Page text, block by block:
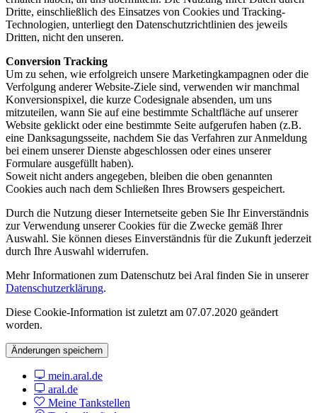
Dritte, einschließlich des Einsatzes von Cookies und Tracking-
Technologien, unterliegt den Datenschutzrichtlinien des jeweils
Dritten, nicht den unseren.
Conversion Tracking
Um zu sehen, wie erfolgreich unsere Marketingkampagnen oder die
Verfolgung anderer Website-Ziele sind, verwenden wir manchmal
Konversionspixel, die kurze Codesignale absenden, um uns
mitzuteilen, wann Sie auf eine bestimmte Schaltfläche auf unserer
Website geklickt oder eine bestimmte Seite aufgerufen haben (z.B.
eine Danksagungsseite, nachdem Sie das Verfahren zur Anmeldung
bei einem unserer Dienste abgeschlossen oder eines unserer
Formulare ausgefüllt haben).
Soweit nicht anders angegeben, bleiben die oben genannten
Cookies auch nach dem Schließen Ihres Browsers gespeichert.
Durch die Nutzung dieser Internetseite geben Sie Ihr Einverständnis
zur Verwendung unserer Cookies für die Zwecke gemäß Ihrer
Auswahl. Sie können dieses Einverständnis für die Zukunft jederzeit
durch Ihre Auswahl widerrufen.
Mehr Informationen zum Datenschutz bei Aral finden Sie in unserer
Datenschutzerklärung.
Diese Cookie-Information ist zuletzt am 07.07.2020 geändert
worden.
Änderungen speichern
mein.aral.de
aral.de
Meine Tankstellen